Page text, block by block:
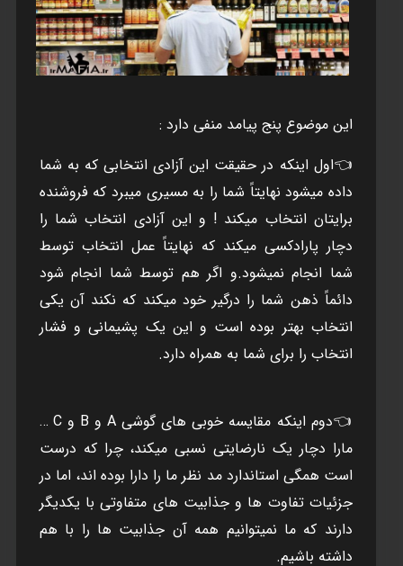
اين موضوع پنج پيامد منفی دارد :
👈اول اينکه در حقيقت اين آزادی انتخابی که به شما
داده ميشود نهايتاً شما را به مسيری ميبرد که فروشنده
برايتان انتخاب ميکند ! و اين آزادی انتخاب شما را
دچار پارادکسی ميکند که نهايتاً عمل انتخاب توسط
شما انجام نميشود.و اگر هم توسط شما انجام شود
دائماً ذهن شما را درگير خود ميکند که نکند آن يکی
انتخاب بهتر بوده است و اين يک پشيمانی و فشار
انتخاب را برای شما به همراه دارد.
👈دوم اينکه مقايسه خوبی های گوشی A و B و C …
مارا دچار يک نارضايتی نسبی ميکند، چرا که درست
است همگی استاندارد مد نظر ما را دارا بوده اند، اما در
جزئيات تفاوت ها و جذابيت های متفاوتی با يکديگر
دارند که ما نميتوانيم همه آن جذابيت ها را با هم
داشته باشيم.